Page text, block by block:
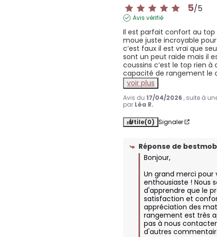
5/5
Avis vérifié
Il est parfait confort au
moue juste incroyable
c’est faux il est vrai que
sont un peut raide mais il
coussins c’est le top rien
capacité de rangement le
voir plus
Avis du17/04/2026 , suite à
par Léa R.
Utile(0) Signaler
Réponse de
Bonjour,
Un grand merci
enthousiaste ! Nous
d'apprendre que le
satisfaction et
appréciation des
rangement est très
pas à nous
d'autres